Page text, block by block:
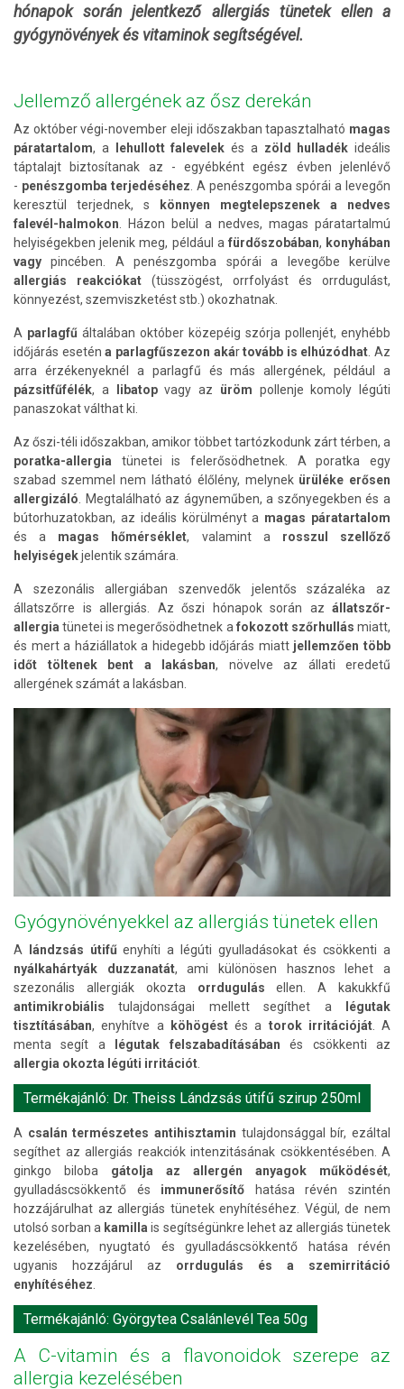
hónapok során jelentkező allergiás tünetek ellen a
gyógynövények és vitaminok segítségével.
Jellemző allergének az ősz derekán
Az október végi-november eleji időszakban tapasztalható magas
páratartalom, a lehullott falevelek és a zöld hulladék ideális
táptalajt biztosítanak az - egyébként egész évben jelenlévő
- penészgomba terjedéséhez . A penészgomba spórái a levegőn
keresztül terjednek, s
könnyen megtelepszenek a nedves
falevél-halmokon . Házon belül a nedves, magas páratartalmú
helyiségekben jelenik meg, például a fürdőszobában, konyhában
vagypincében. A penészgomba spórái a levegőbe kerülve
allergiás reakciókat (tüsszögést, orrfolyást és orrdugulást,
könnyezést, szemviszketést stb.) okozhatnak.
A parlagfű általában október közepéig szórja pollenjét, enyhébb
időjárás esetén a parlagfűszezon akártovább is elhúzódhat . Az
arra érzékenyeknél a parlagfű és más allergének, például a
pázsitfűfélék, a libatopvagy az üröm pollenje komoly légúti
panaszokat válthat ki.
Az őszi-téli időszakban, amikor többet tartózkodunk zárt térben, a
poratka-allergia tünetei is felerősödhetnek. A poratka egy
szabad szemmel nem látható élőlény, melynekürüléke erősen
allergizáló . Megtalálható az ágyneműben, a szőnyegekben és a
bútorhuzatokban, az ideális körülményt a magas páratartalom
és a magas hőmérséklet, valamint a rosszul szellőző
helyiségekjelentik számára.
A szezonális allergiában szenvedők jelentős százaléka az
állatszőrre is allergiás. Az őszi hónapok során az állatszőr-
allergia tünetei is megerősödhetnek a fokozott szőrhullás miatt,
és mert a háziállatok a hidegebb időjárás miatt jellemzően több
időt töltenek bent a lakásban, növelve az állati eredetű
allergének számát a lakásban.
Gyógynövényekkel az allergiás tünetek ellen
A lándzsás útifűenyhíti a légúti gyulladásokat és csökkenti a
nyálkahártyák duzzanatát, ami különösen hasznos lehet a
szezonális allergiák okozta orrdugulásellen. A kakukkfű
antimikrobiális tulajdonságai mellett segíthet a
légutak
tisztításában, enyhítve a köhögést és a torok irritációját. A
menta segít a légutak felszabadításában és csökkenti az
allergia okozta légúti irritációt
Termékajánló: Dr. Theiss Lándzsás útifű szirup 250ml
A csalán természetes antihisztamin tulajdonsággal bír, ezáltal
segíthet az allergiás reakciók intenzitásának csökkentésében. A
ginkgo biloba gátolja az allergén anyagok működését,
gyulladáscsökkentő és immunerősítő
hatása révén szintén
hozzájárulhat az allergiás tünetek enyhítéséhez. Végül, de nem
utolsó sorban a kamillais segítségünkre lehet az allergiás tünetek
kezelésében, nyugtató és gyulladáscsökkentő hatása révén
ugyanis hozzájárul az orrdugulás és a szemirritáció
enyhítéséhez
Termékajánló: Györgytea Csalánlevél Tea 50g
A C-vitamin és a flavonoidok szerepe az
allergia kezelésében